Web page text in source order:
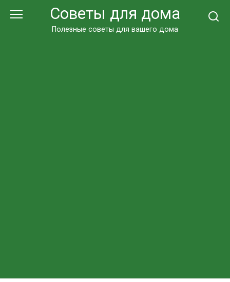
Советы для дома
Полезные советы для вашего дома